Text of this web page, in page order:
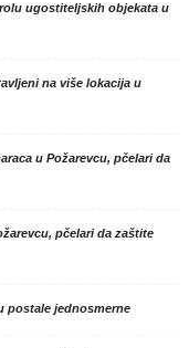
ugostiteljskih objekata u
na više lokacija u
u Požarevcu, pčelari da
pčelari da zaštite
postale jednosmerne